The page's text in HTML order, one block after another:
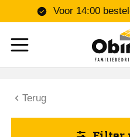
Voor 14:00
Terug